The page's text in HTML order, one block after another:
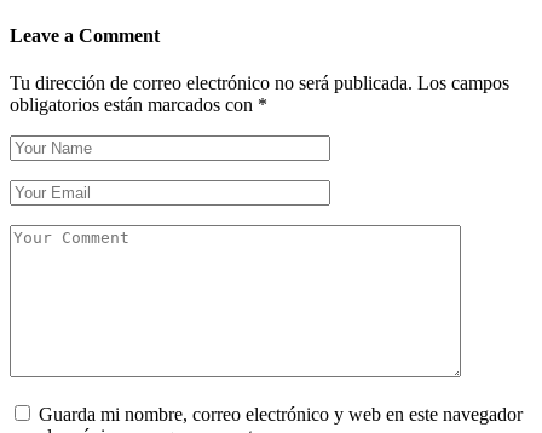
Leave a Comment
Tu dirección de correo electrónico no será publicada. Los campos
obligatorios están marcados con *
Guarda mi nombre, correo electrónico y web en este navegador